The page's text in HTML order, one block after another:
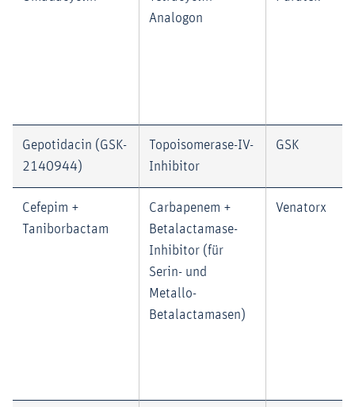
Analogon
Gepotidacin (GSK-
2140944)
Topoisomerase-IV-
Inhibitor
GSK
Cefepim +
Taniborbactam
Carbapenem +
Betalactamase-
Inhibitor (für
Serin- und
Metallo-
Betalactamasen)
Venatorx